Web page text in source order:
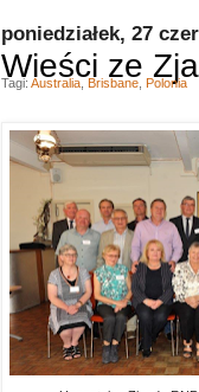
poniedziałek, 27
Wieści ze
Tagi: Australia Brisbane Polonia